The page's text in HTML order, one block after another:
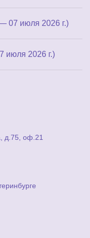
07 июля 2026 г.)
июля 2026 г.)
д.75, оф.21